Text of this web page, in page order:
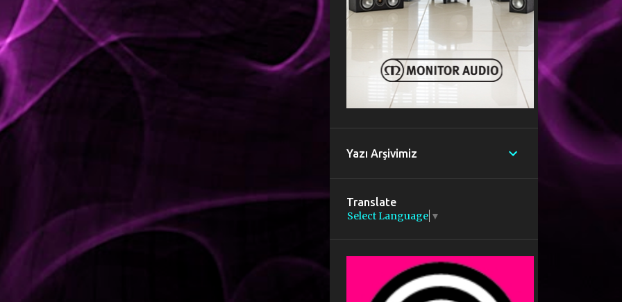
Yazı Arşivimiz
Translate
Select Language ▼